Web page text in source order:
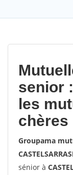
senior
les
chères
Groupama
sénior à